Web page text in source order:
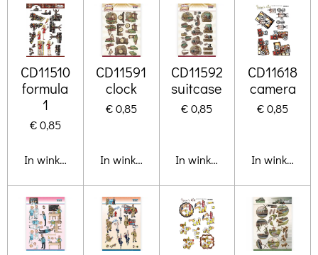
CD11510
formula
1
€ 0,85
In winkelwagen
CD11591
clock
€ 0,85
In winkelwagen
CD11592
suitcase
€ 0,85
In winkelwagen
CD11618
camera
€ 0,85
In